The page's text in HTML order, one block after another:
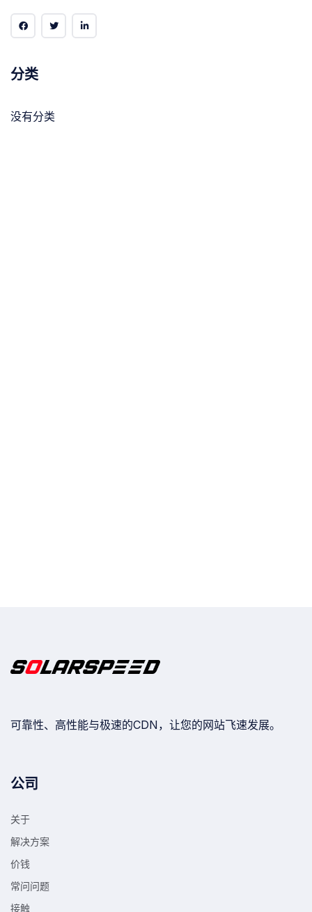
分类
没有分类
可靠性、高性能与极速的CDN，让您的网站飞速发展。
公司
关于
解决方案
价钱
常问问题
接触